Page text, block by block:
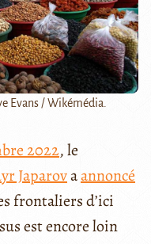
Evans / Wikémédia.
2022, le
Japarovaannoncé
frontaliers d’ici
est encore loin